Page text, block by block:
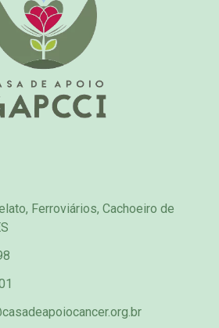
Ferroviários, Cachoeiro de